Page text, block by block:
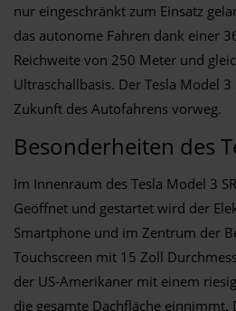
nur eingeschränkt zum Einsatz
das autonome Fahren dank einer
Reichweite von 250 Meter und
Ultraschallbasis. Der Tesla Model
Zukunft des Autofahrens vorweg.
Besonderheiten des
Im Innenraum des Tesla Model 3
Geöffnet und gestartet wird der
Smartphone und im Zentrum der
Touchscreen mit 15 Zoll
der US-Amerikaner mit einem
die gesamte Dachfläche einnimmt.